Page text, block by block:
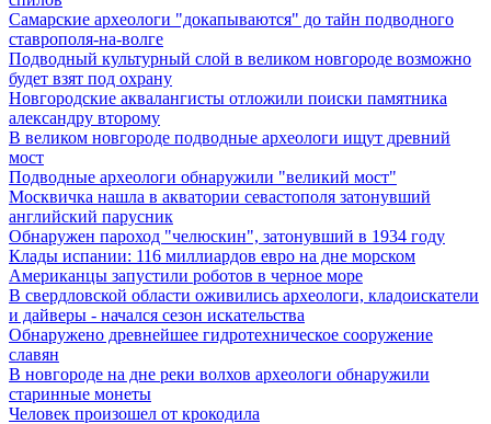
Самарские археологи "докапываются" до тайн подводного
ставрополя-на-волге
Подводный культурный слой в великом новгороде возможно
будет взят под охрану
Новгородские аквалангисты отложили поиски памятника
александру второму
В великом новгороде подводные археологи ищут древний
мост
Подводные археологи обнаружили "великий мост"
Москвичка нашла в акватории севастополя затонувший
английский парусник
Обнаружен пароход "челюскин", затонувший в 1934 году
Клады испании: 116 миллиардов евро на дне морском
Американцы запустили роботов в черное море
В свердловской области оживились археологи, кладоискатели
и дайверы - начался сезон искательства
Обнаружено древнейшее гидротехническое сооружение
славян
В новгороде на дне реки волхов археологи обнаружили
старинные монеты
Человек произошел от крокодила